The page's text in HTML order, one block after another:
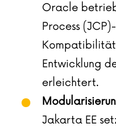
Oracle
Process
Kompatibilität
Entwicklung
erleichtert.
Jakarta EE